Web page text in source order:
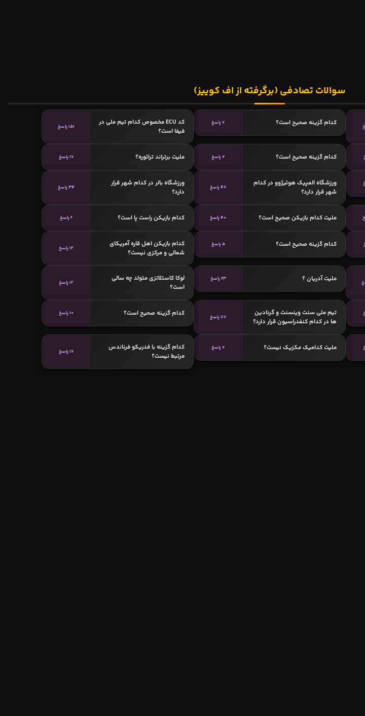
سوالات تصادفی (برگرفته از اف کوییز)
کدام گزینه صحیح است؟ 7 پاسخ
کد ECU مخصوص کدام تیم ملی در
فیفا است؟
151 پاسخ
کدام گزینه صحیح است؟ 7 پاسخ ملیت برتراند ترائوره؟ 17 پاسخ
ورزشگاه المپیک هوئیژوو در کدام
شهر قرار دارد؟
48 پاسخ
ورزشگاه بالر در کدام شهر قرار
دارد؟
34 پاسخ
ملیت کدام بازیکن صحیح است؟ 40 پاسخ کدام بازیکن راست پا است؟ 6 پاسخ
کدام گزینه صحیح است؟ 5 پاسخ
کدام بازیکن اهل قاره آمریکای
شمالی و مرکزی نیست؟
12 پاسخ
ملیت آدریان ؟ 23 پاسخ
لوکا کاستلاتزی متولد چه سالی
است؟
12 پاسخ
تیم ملی سنت وینسنت و گرنادین
ها در کدام کنفدراسیون قرار دارد؟
117 پاسخ کدام گزینه صحیح است؟ 10 پاسخ
ملیت کدامیک مکزیک نیست؟ 7 پاسخ
کدام گزینه با فدریکو فرناندس
مرتبط نیست؟
17 پاسخ